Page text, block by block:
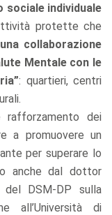
sociale individuale
protette che
collaborazione
Mentale con le
: quartieri, centri
dei
a promuovere un
per superare lo
anche dal dottor
del DSM-DP sulla
all’Università di